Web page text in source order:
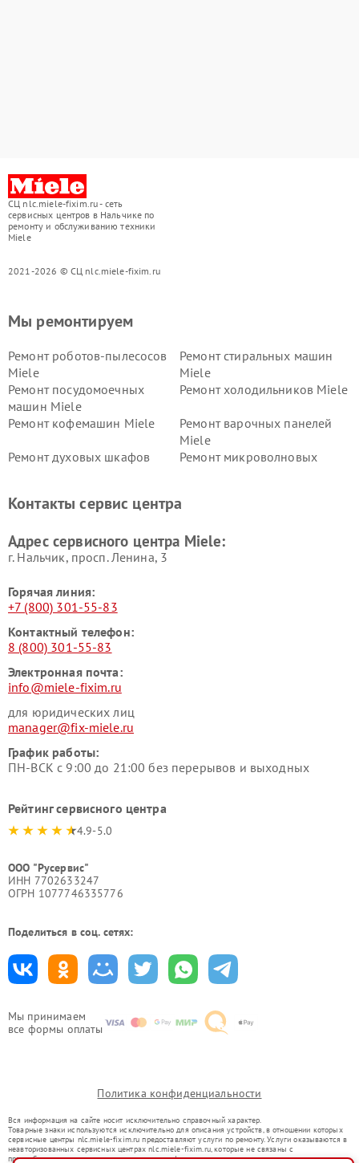
СЦ nlc.miele-fixim.ru - сеть
сервисных центров в Нальчике по
ремонту и обслуживанию техники
Miele
2021-2026 © СЦ nlc.miele-fixim.ru
Мы принимаем
все формы оплаты
Мы ремонтируем
Ремонт роботов-пылесосов
Miele
Ремонт стиральных машин
Miele
Ремонт посудомоечных
машин Miele
Ремонт холодильников Miele
Ремонт кофемашин Miele
Ремонт варочных панелей
Miele
Ремонт духовых шкафов
Ремонт микроволновых
Miele
Miele
пылесосов Miele
Контакты сервис центра
Адрес сервисного центра Miele:
г. Нальчик, просп. Ленина, 3
Горячая линия:
+7 (800) 301-55-83
Контактный телефон:
8 (800) 301-55-83
Электронная почта:
info@miele-fixim.ru
для юридических лиц
manager@fix-miele.ru
График работы:
ПН-ВСК с 9:00 до 21:00 без перерывов и выходных
Рейтинг сервисного центра
4.9-5.0
ООО "Русервис"
ИНН 7702633247
ОГРН 1077746335776
Поделиться в соц. сетях:
Политика конфиденциальности
Вся информация на сайте носит исключительно справочный характер.
Товарные знаки используются исключительно для описания устройств, в отношении которых
сервисные центры nlc.miele-fixim.ru предоставляют услуги по ремонту. Услуги оказываются в
неавторизованных сервисных центрах nlc.miele-fixim.ru, которые не связаны с
правообладателями товарных знаков или их официальными представителями.